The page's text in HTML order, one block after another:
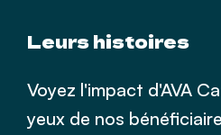
Leurs histoires
Voyez l'impact d'AVA
yeux de nos